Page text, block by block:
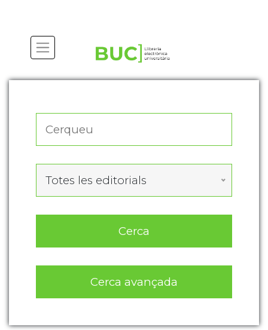
Totes les editorials
Cerca
Cerca avançada